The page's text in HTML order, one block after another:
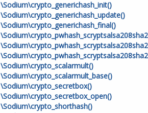
\Sodium\crypto_generichash_init()
\Sodium\crypto_generichash_update()
\Sodium\crypto_generichash_final()
\Sodium\crypto_scalarmult()
\Sodium\crypto_scalarmult_base()
\Sodium\crypto_secretbox()
\Sodium\crypto_secretbox_open()
\Sodium\crypto_shorthash()